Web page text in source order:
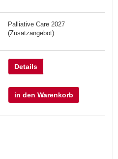
Palliative Care 2027
(Zusatzangebot)
Details
in den Warenkorb